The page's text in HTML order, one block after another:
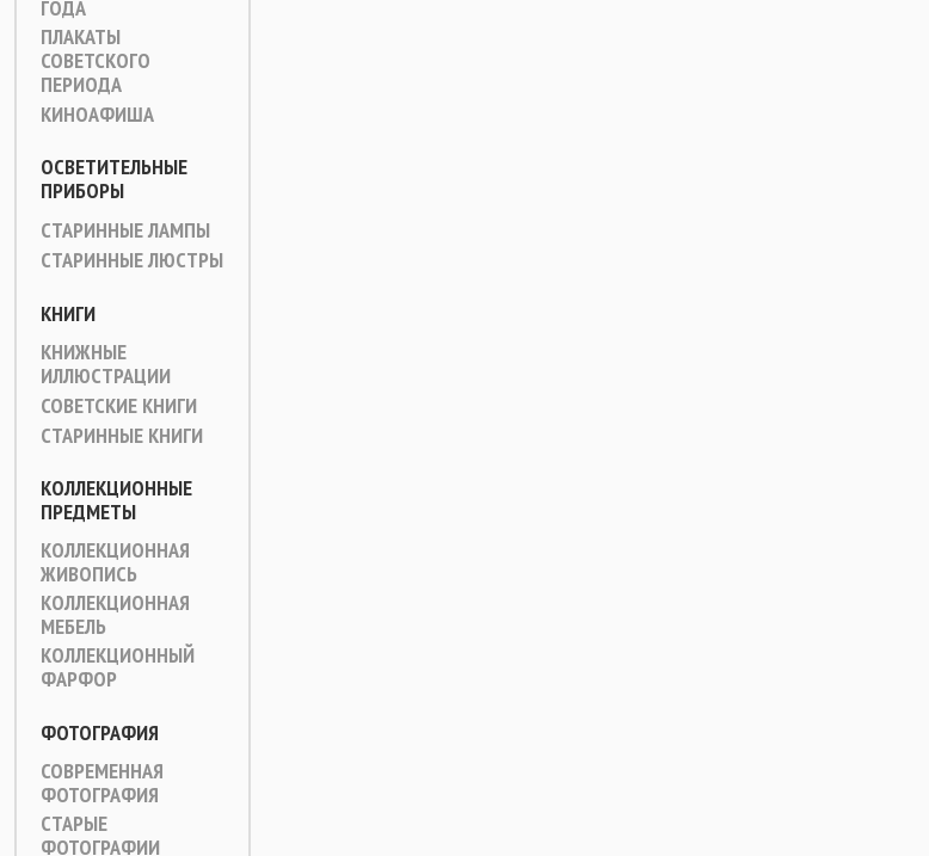
ГОДА
ПЛАКАТЫ
СОВЕТСКОГО
ПЕРИОДА
КИНОАФИША
ОСВЕТИТЕЛЬНЫЕ
ПРИБОРЫ
СТАРИННЫЕ ЛАМПЫ
СТАРИННЫЕ ЛЮСТРЫ
КНИГИ
КНИЖНЫЕ
ИЛЛЮСТРАЦИИ
СОВЕТСКИЕ КНИГИ
СТАРИННЫЕ КНИГИ
КОЛЛЕКЦИОННЫЕ
ПРЕДМЕТЫ
КОЛЛЕКЦИОННАЯ
ЖИВОПИСЬ
КОЛЛЕКЦИОННАЯ
МЕБЕЛЬ
КОЛЛЕКЦИОННЫЙ
ФАРФОР
ФОТОГРАФИЯ
СОВРЕМЕННАЯ
ФОТОГРАФИЯ
СТАРЫЕ
ФОТОГРАФИИ